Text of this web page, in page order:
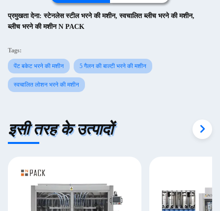
प्रमुखता देना:स्टेनलेस स्टील भरने की मशीन,स्वचालित ब्लीच भरने की मशीन,
ब्लीच भरने की मशीन N PACK
Tags:
पेंट बकेट भरने की मशीन 5 गैलन की बाल्टी भरने की मशीन
स्वचालित लोशन भरने की मशीन
इसी तरह के उत्पादों